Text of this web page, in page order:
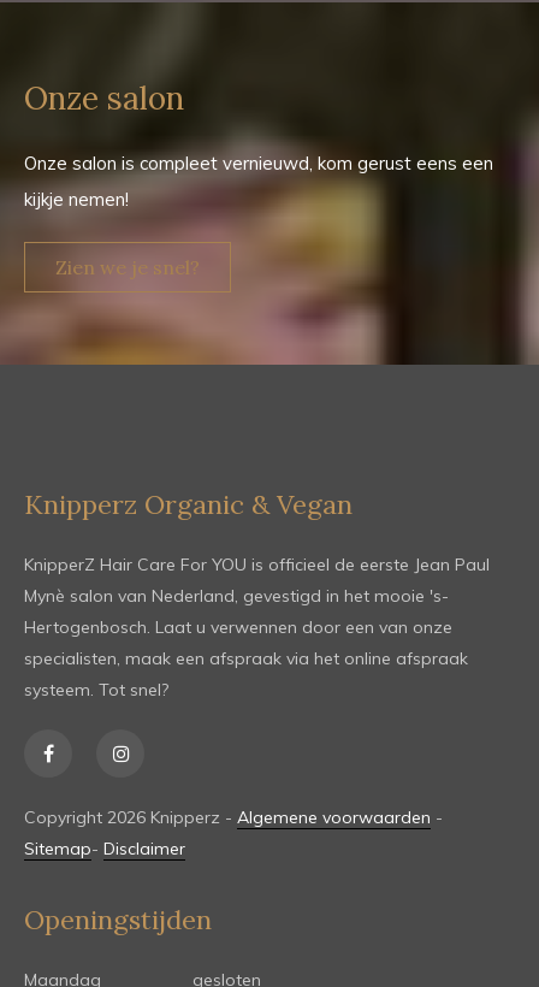
Onze salon
Onze salon is compleet vernieuwd, kom gerust eens een
kijkje nemen!
Zien we je snel?
Knipperz Organic & Vegan
KnipperZ Hair Care For YOU is officieel de eerste Jean Paul
Mynè salon van Nederland, gevestigd in het mooie 's-
Hertogenbosch. Laat u verwennen door een van onze
specialisten, maak een afspraak via het online afspraak
systeem. Tot snel?
Copyright 2026 Knipperz - Algemene voorwaarden -
Sitemap- Disclaimer
Openingstijden
Maandag gesloten